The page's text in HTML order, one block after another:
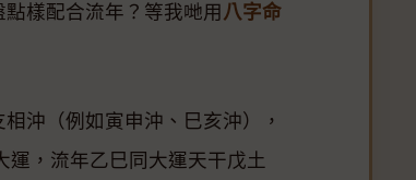
樣配合流年？等我哋用 八字命
沖（例如寅申沖、巳亥沖），
運，流年乙巳同大運天干戊土